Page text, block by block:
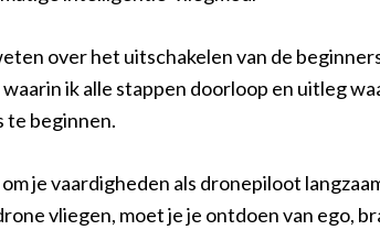
over het uitschakelen van de
ik alle stappen doorloop en uitleg
te beginnen.
je vaardigheden als dronepiloot
vliegen, moet je je ontdoen van ego,